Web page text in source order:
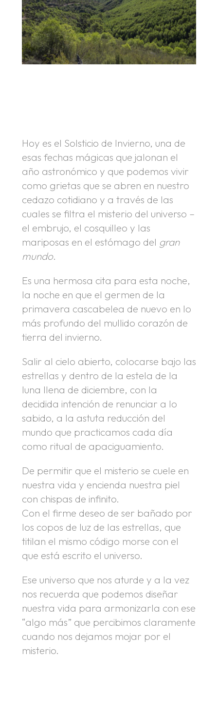
Hoy es el Solsticio de Invierno, una de
esas fechas mágicas que jalonan el
año astronómico y que podemos vivir
como grietas que se abren en nuestro
cedazo cotidiano y a través de las
cuales se filtra el misterio del universo –
el embrujo, el cosquilleo y las
mariposas en el estómago del gran
mundo.
Es una hermosa cita para esta noche,
la noche en que el germen de la
primavera cascabelea de nuevo en lo
más profundo del mullido corazón de
tierra del invierno.
Salir al cielo abierto, colocarse bajo las
estrellas y dentro de la estela de la
luna llena de diciembre, con la
decidida intención de renunciar a lo
sabido, a la astuta reducción del
mundo que practicamos cada día
como ritual de apaciguamiento.
De permitir que el misterio se cuele en
nuestra vida y encienda nuestra piel
con chispas de infinito.
Con el firme deseo de ser bañado por
los copos de luz de las estrellas, que
titilan el mismo código morse con el
que está escrito el universo.
Ese universo que nos aturde y a la vez
nos recuerda que podemos diseñar
nuestra vida para armonizarla con ese
“algo más” que percibimos claramente
cuando nos dejamos mojar por el
misterio.